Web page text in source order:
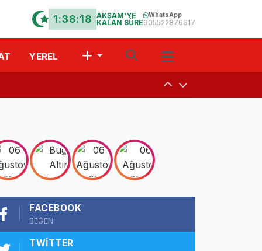
1:38:17 AKŞAM'YE
KALAN SÜRE
WhatsApp
905522876617
YEREL
Münazarası
FACEBOOK
BEĞEN
TWITTER